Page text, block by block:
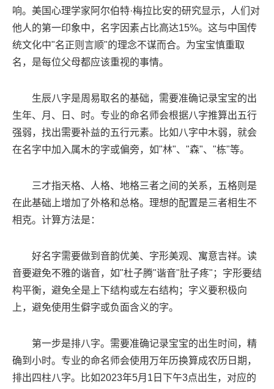
响。美国心理学家阿尔伯特·梅拉比安的研究显示，人们对
他人的第一印象中，名字因素占比高达15%。这与中国传
统文化中"名正则言顺"的理念不谋而合。为宝宝慎重取
名，是每位父母都应该重视的事情。
生辰八字是周易取名的基础，需要准确记录宝宝的出
生年、月、日、时。专业的命名师会根据八字推算出五行
强弱，找出需要补益的五行元素。比如八字中木弱，就会
在名字中加入属木的字或偏旁，如"林"、"森"、"栋"等。
三才指天格、人格、地格三者之间的关系，五格则是
在此基础上增加了外格和总格。理想的配置是三者相生不
相克。计算方法是：
好名字需要做到音韵优美、字形美观、寓意吉祥。读
音要避免不雅的谐音，如"杜子腾"谐音"肚子疼"；字形要结
构平衡，避免全是上下结构或左右结构；字义要积极向
上，避免使用生僻字或负面含义的字。
第一步是排八字。需要准确记录宝宝的出生时间，精
确到小时。专业的命名师会使用万年历换算成农历日期，
排出四柱八字。比如2023年5月1日下午3点出生，对应的